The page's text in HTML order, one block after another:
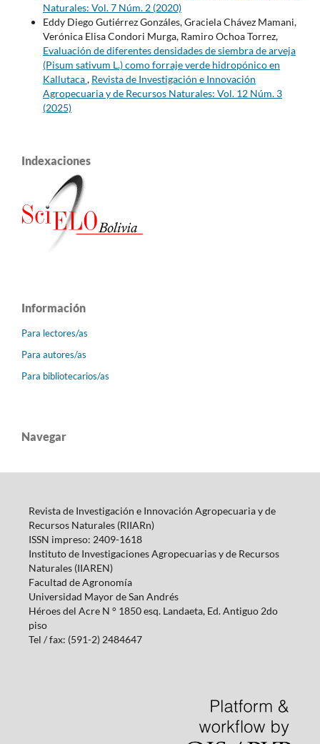
Naturales: Vol. 7 Núm. 2 (2020)
Eddy Diego Gutiérrez Gonzáles, Graciela Chávez Mamani,
Verónica Elisa Condori Murga, Ramiro Ochoa Torrez,
Evaluación de diferentes densidades de siembra de arveja
(Pisum sativum L.) como forraje verde hidropónico en
Kallutaca, Revista de Investigación e Innovación
Agropecuaria y de Recursos Naturales: Vol. 12 Núm. 3
(2025)
Indexaciones
Información
Para lectores/as
Para autores/as
Para bibliotecarios/as
Navegar
Revista de Investigación e Innovación Agropecuaria y de
Recursos Naturales (RIIARn)
ISSN impreso: 2409-1618
Instituto de Investigaciones Agropecuarias y de Recursos
Naturales (IIAREN)
Facultad de Agronomía
Universidad Mayor de San Andrés
Héroes del Acre N ° 1850 esq. Landaeta, Ed.Antiguo 2do
piso
Tel / fax: (591-2) 2484647